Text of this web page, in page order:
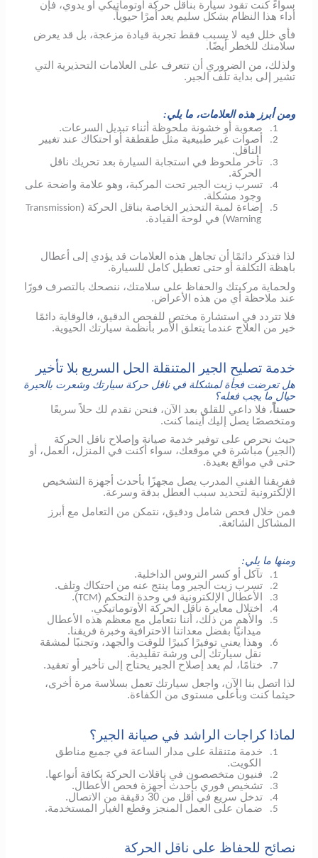
سواءً كنت تقود سيارة بناقل حركة أوتوماتيكي أو يدوي، فإن
أداء هذا النظام بشكل سليم يعد أمرًا حيوياً.
فأي خلل فيه لا يسبب فقط تجربة قيادة مزعجة، بل قد يعرض
سلامتك للخطر أيضًا.
ولذلك، من الضروري أن تتعرف على العلامات التحذيرية التي
تشير إلى بداية تلف الجير.
ومن أبرز هذه العلامات، ما يلي:
1. صعوبة أو خشونة ملحوظة أثناء تبديل السرعات.
2.
أصوات غير طبيعية مثل طقطقة أو احتكاك عند تغيير
الناقل.
3.
تأخر ملحوظ في استجابة السيارة بعد تحريك ناقل
الحركة.
4.
تسرب زيت الجير تحت المركبة، وهو علامة واضحة على
وجود مشكلة.
5. إضاءة لمبة التحذير الخاصة بناقل الحركة (Transmission
Warning) في لوحة القيادة.
لذا فتذكر دائمًا أن تجاهل هذه العلامات قد يؤدي إلى أعطال
باهظة التكلفة أو حتى تعطيل كامل للسيارة.
ولحماية مركبتك والحفاظ على سلامتك، ننصحك بالتصرف فورًا
عند ملاحظة أي من هذه الأعراض.
فلا تتردد في استشارة مختص للفحص الدقيق، فالوقاية دائمًا
خير من العلاج عندما يتعلق الأمر بأنظمة سيارتك الحيوية.
خدمة تصليح الجير المتنقلة الحل السريع بلا تأخير
هل تعرضت فجأة لمشكلة في ناقل حركة سيارتك وشعرت بالحيرة
حيال ما يجب فعله؟
حسناً، فلا داعي للقلق بعد الآن، فنحن نقدم لك حلاً سريعًا
ومتخصصًا يصل إليك أينما كنت.
حيث نحرص على توفير خدمة صيانة وإصلاح ناقل الحركة
(الجير) مباشرة في موقعك، سواء أكنت في المنزل، العمل، أو
حتى في مواقع بعيدة.
ففريقنا الفني المدرب يصل مجهزًا بأحدث أجهزة التشخيص
الإلكترونية لتحديد سبب العطل بدقة وسرعة.
فمن خلال فحص شامل ودقيق، نتمكن من التعامل مع أبرز
المشاكل الشائعة.
ومنها ما يلي:
1. تآكل أو كسر التروس الداخلية.
2. تسرب زيت الجير وما ينتج عنه من احتكاك وتلف.
3. الأعطال الإلكترونية في وحدة التحكم (TCM
).
4. اختلال معايرة ناقل الحركة الأوتوماتيكي.
5.
والأهم من ذلك، أننا نتعامل مع معظم هذه الأعطال
ميدانيًا بفضل معداتنا الاحترافية وخبرة فريقنا.
6.
وهذا يعني توفيرًا كبيرًا للوقت والجهد، وتجنبًا لمشقة
نقل سيارتك إلى ورشة تقليدية.
7.
ختامًا، لم يعد إصلاح الجير يحتاج إلى تأخير أو تعقيد.
لذا اتصل بنا الآن، واجعل سيارتك تعمل بسلاسة مرة أخرى،
حيثما كنت وبأعلى مستوى من الكفاءة.
لماذا كراجات الراشد في صيانة الجير؟
1.
خدمة متنقلة على مدار الساعة في جميع مناطق
الكويت.
2. فنيون متخصصون في ناقلات الحركة بكافة أنواعها.
3. تشخيص فوري بأحدث أجهزة فحص الأعطال.
4. تدخل سريع في أقل من 30 دقيقة من الاتصال.
5. ضمان على العمل المنجز وقطع الغيار المستخدمة.
نصائح للحفاظ على ناقل الحركة